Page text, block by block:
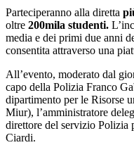
Parteciperanno alla diretta
oltre 200mila studenti.
media e dei primi due anni
consentita attraverso una
All’evento, moderato dal
capo della Polizia Franco
dipartimento per le Risorse
Miur), l’amministratore
direttore del servizio Polizia
Ciardi.